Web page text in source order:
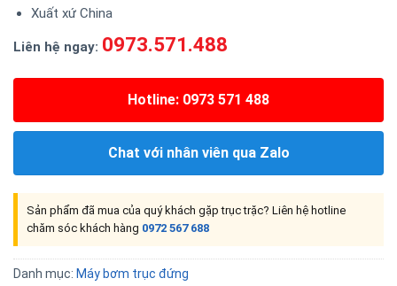
Xuất xứ China
Liên hệ ngay: 0973.571.488
Hotline: 0973 571 488
Chat với nhân viên qua Zalo
Sản phẩm đã mua của quý khách gặp trục trặc? Liên hệ hotline
chăm sóc khách hàng 0972 567 688
Danh mục: Máy bơm trục đứng